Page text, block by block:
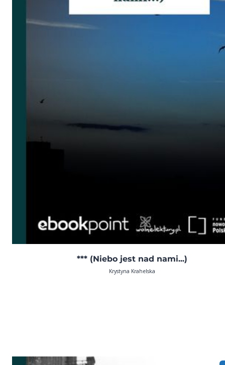
*** (Niebo jest nad nami...)
Krystyna Krahelska